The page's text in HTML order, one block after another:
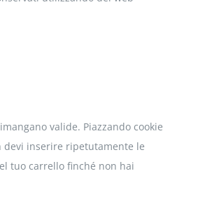
valide. Piazzando cookie
inserire ripetutamente le
tuo carrello finché non hai